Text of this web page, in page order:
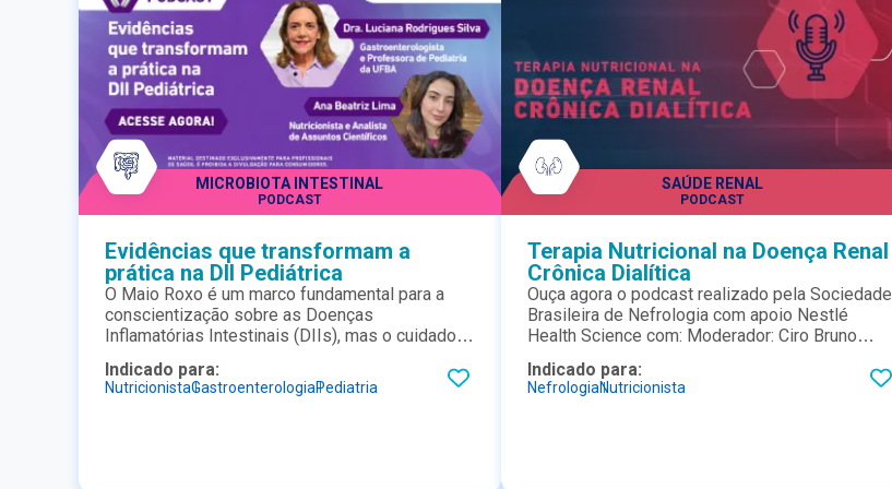
MICROBIOTA INTESTINAL
PODCAST
Evidências que transformam a
prática na DII Pediátrica
O Maio Roxo é um marco fundamental para a
conscientização sobre as Doenças
Inflamatórias Intestinais (DIIs), mas o cuidado
atualização que vai além das datas sazonais.
Neste novo episódio do nosso podcast,
Indicado para:
NutricionistaGastroenterologiaPediatria
SAÚDE RENAL
PODCAST
Terapia Nutricional na Doença Renal
Crônica Dialítica
Ouça agora o podcast realizado pela Sociedade
Brasileira de Nefrologia com apoio Nestlé
Health Science com: Moderador: Ciro Bruno
Gusmão; Dr. José Neto; Dr. Flávio Barros e Dra.
Cristiane Moraes
Indicado para:
NefrologiaNutricionista